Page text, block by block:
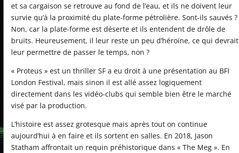
et sa cargaison se retrouve au fond de l’eau, et ils ne doivent leur
survie qu’à la proximité du plate-forme pétrolière. Sont-ils sauvés ?
Non, car la plate-forme est déserte et ils entendent de drôle de
bruits. Heureusement, il leur reste un peu d’héroïne, ce qui devrait
leur permettre de passer le temps, non ?
« Proteus » est un thriller SF a eu droit à une présentation au BFI
London Festival, mais sinon il est allé assez logiquement
directement dans les vidéo-clubs qui semble bien être le marché
visé par la production.
L’histoire est assez grotesque mais après tout on continue
aujourd’hui à en faire et ils sortent en salles. En 2018, Jason
Statham affrontait un requin préhistorique dans « The Meg ». En